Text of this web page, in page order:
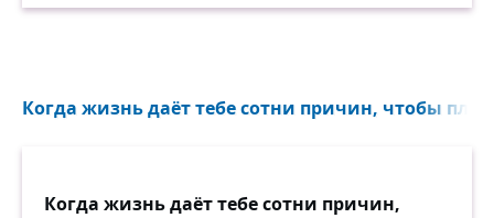
Когда жизнь даёт тебе сотни причин, чтобы
Когда жизнь даёт тебе сотни причин,